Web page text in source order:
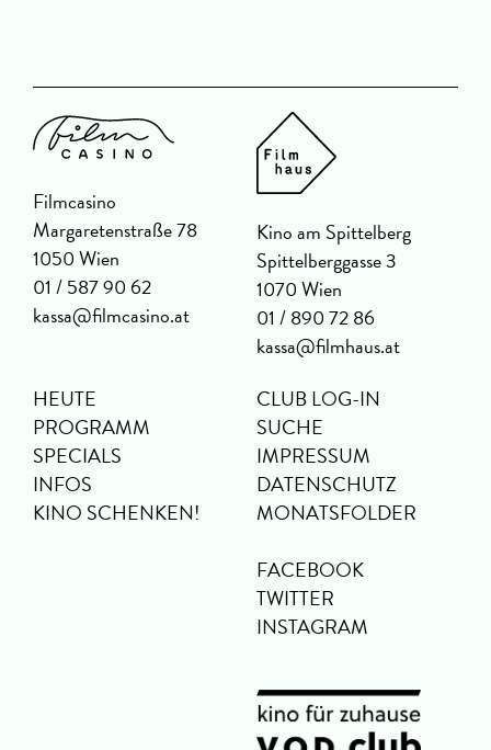
Filmcasino
Margaretenstraße 78
1050 Wien
01 / 587 90 62
kassa@filmcasino.at
Kino am Spittelberg
Spittelberggasse 3
1070 Wien
01 / 890 72 86
kassa@filmhaus.at
HEUTE
PROGRAMM
SPECIALS
INFOS
KINO SCHENKEN!
CLUB LOG-IN
SUCHE
IMPRESSUM
DATENSCHUTZ
MONATSFOLDER
FACEBOOK
TWITTER
INSTAGRAM